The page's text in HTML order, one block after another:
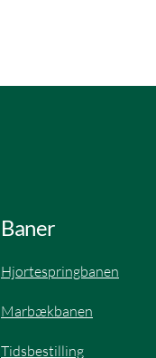
Baner
Hjortespringbanen​
Marbækbanen
Tidsbestilling